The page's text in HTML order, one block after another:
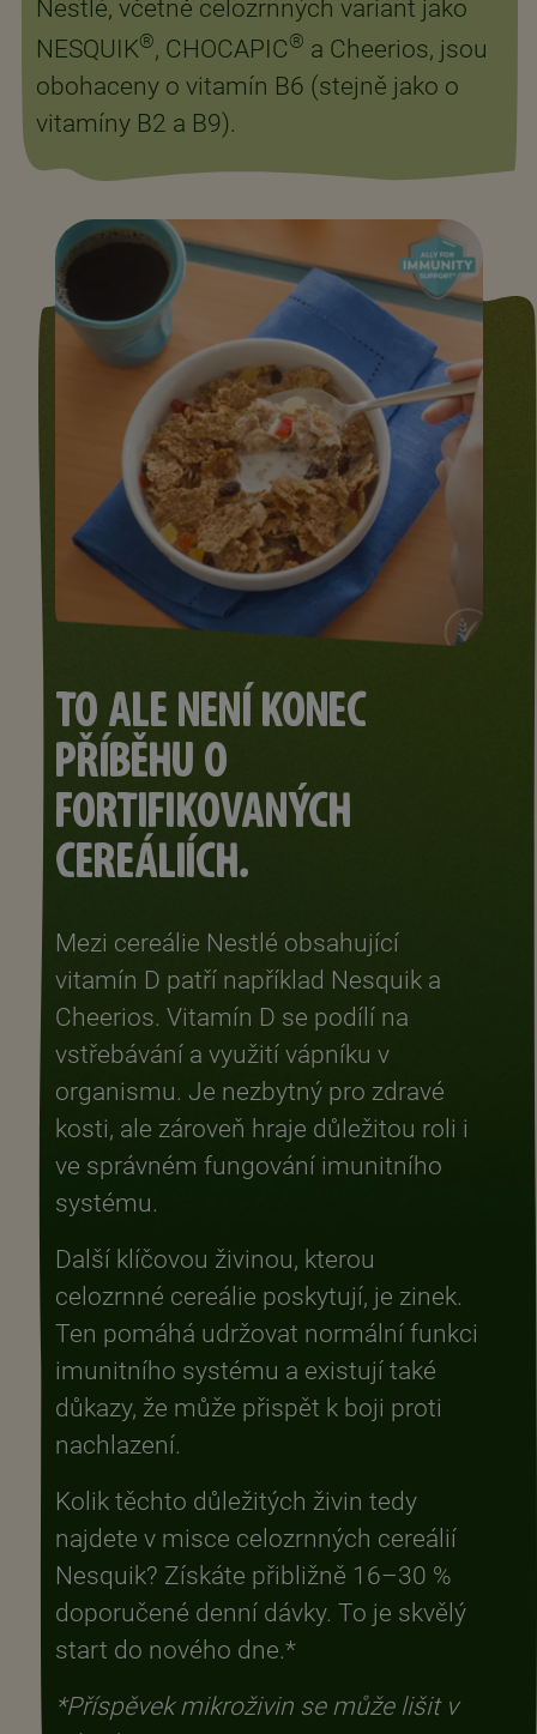
Nestlé, včetně celozrnných variant jako
NESQUIK®, CHOCAPIC® a Cheerios, jsou
obohaceny o vitamín B6 (stejně jako o
vitamíny B2 a B9).
TO ALE NENÍ KONEC
PŘÍBĚHU O
FORTIFIKOVANÝCH
CEREÁLIÍCH.
Mezi cereálie Nestlé obsahující
vitamín D patří například Nesquik a
Cheerios. Vitamín D se podílí na
vstřebávání a využití vápníku v
organismu. Je nezbytný pro zdravé
kosti, ale zároveň hraje důležitou roli i
ve správném fungování imunitního
systému.
Další klíčovou živinou, kterou
celozrnné cereálie poskytují, je zinek.
Ten pomáhá udržovat normální funkci
imunitního systému a existují také
důkazy, že může přispět k boji proti
nachlazení.
Kolik těchto důležitých živin tedy
najdete v misce celozrnných cereálií
Nesquik? Získáte přibližně 16–30 %
doporučené denní dávky. To je skvělý
start do nového dne.*
*Příspěvek mikroživin se může lišit v